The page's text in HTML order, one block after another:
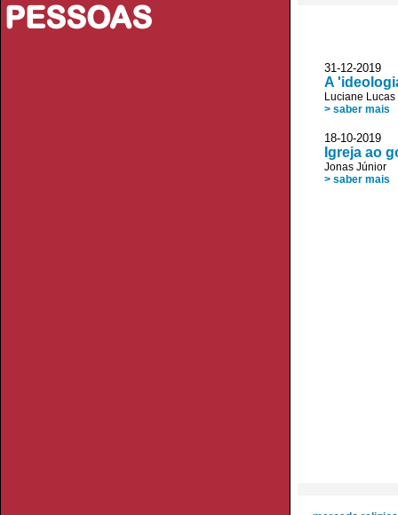
PESSOAS
31-12-
A
Luciane
> saber mais
18-10-
Igreja ao
Jonas Júnior
> saber mais